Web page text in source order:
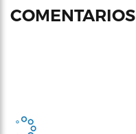
COMENTARIOS